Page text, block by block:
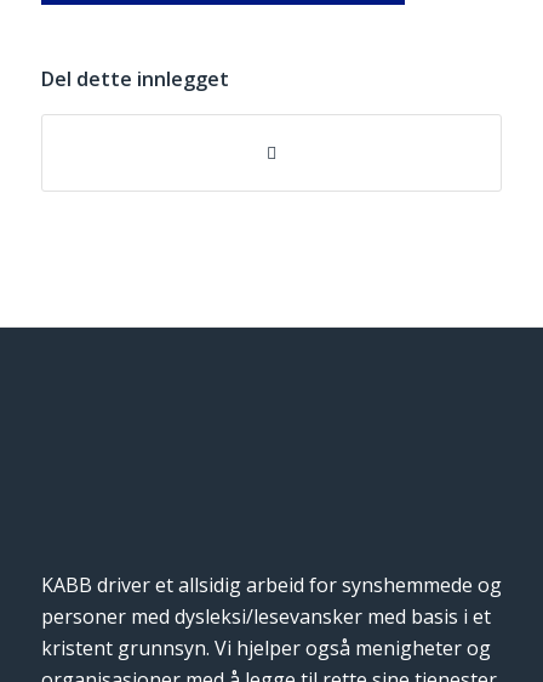
Del dette innlegget
KABB driver et allsidig arbeid for synshemmede og
personer med dysleksi/lesevansker med basis i et
kristent grunnsyn. Vi hjelper også menigheter og